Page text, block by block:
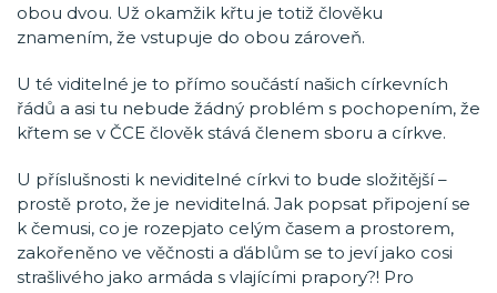
obou dvou. Už okamžik křtu je totiž člověku
znamením, že vstupuje do obou zároveň.
U té viditelné je to přímo součástí našich církevních
řádů a asi tu nebude žádný problém s pochopením, že
křtem se v ČCE člověk stává členem sboru a církve.
U příslušnosti k neviditelné církvi to bude složitější –
prostě proto, že je neviditelná. Jak popsat připojení se
k čemusi, co je rozepjato celým časem a prostorem,
zakořeněno ve věčnosti a ďáblům se to jeví jako cosi
strašlivého jako armáda s vlajícími prapory?! Pro